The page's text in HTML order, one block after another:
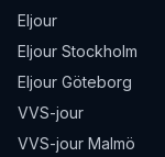
Eljour
Eljour Stockholm
Eljour Göteborg
VVS-jour
VVS-jour Malmö